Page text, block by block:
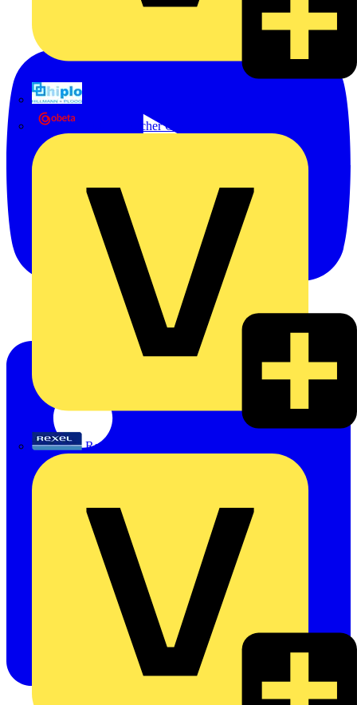
Oskar Böttcher GmbH & Co. KG
Rexel